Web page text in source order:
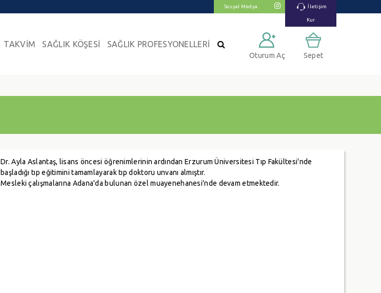
İletişim
Kur
Sosyal Medya
TAKVİM SAĞLIK KÖŞESİ SAĞLIK PROFESYONELLERİ
Sepet
Oturum Aç
Dr. Ayla Aslantaş, lisans öncesi öğrenimlerinin ardından Erzurum Üniversitesi Tıp Fakültesi'nde
başladığı tıp eğitimini tamamlayarak tıp doktoru unvanı almıştır.
Mesleki çalışmalarına Adana'da bulunan özel muayenehanesi'nde devam etmektedir.